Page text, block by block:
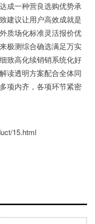
成一种营良选购优势承
建议让用户高效成就是
质场化标准灵活报价优
极测综合确选满足万实
致高化续销销系统化好
读透明方案配合全体同
项内齐，各项环节紧密
15.html